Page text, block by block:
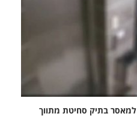
למאסר בתיק סחיטת מתווך